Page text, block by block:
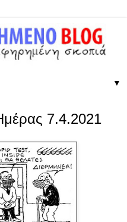
▼
7.4.2021